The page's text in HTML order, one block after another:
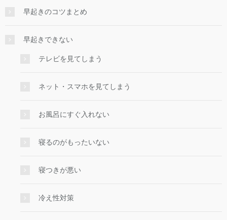
早起きのコツまとめ
早起きできない
テレビを見てしまう
ネット・スマホを見てしまう
お風呂にすぐ入れない
寝るのがもったいない
寝つきが悪い
冷え性対策